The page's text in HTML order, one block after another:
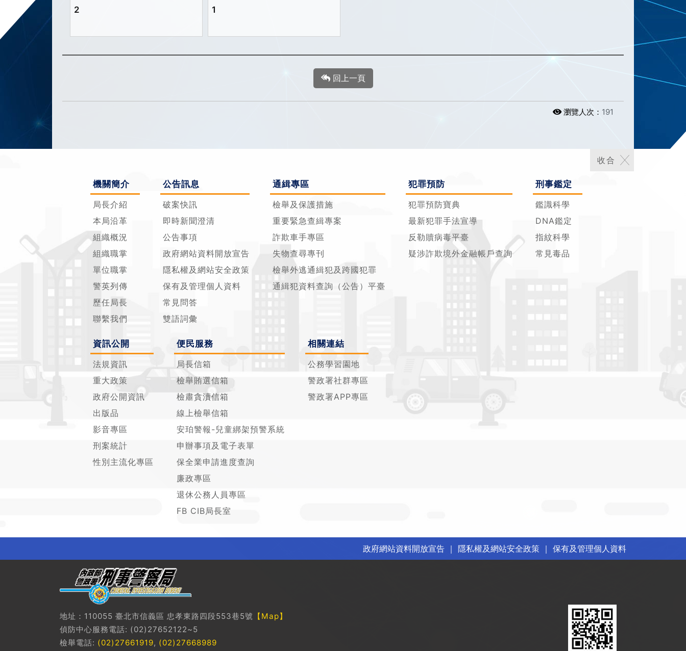
2 1
回上一頁
瀏覽人次： 191
機關簡介
局長介紹
本局沿革
組織概況
組織職掌
單位職掌
警英列傳
歷任局長
聯繫我們
公告訊息
破案快訊
即時新聞澄清
公告事項
政府網站資料開放宣告
隱私權及網站安全政策
保有及管理個人資料
常見問答
雙語詞彙
通緝專區
檢舉及保護措施
重要緊急查緝專案
詐欺車手專區
失物查尋專刊
檢舉外逃通緝犯及跨國犯罪
通緝犯資料查詢（公告）平臺
犯罪預防
犯罪預防寶典
最新犯罪手法宣導
反勒贖病毒平臺
疑涉詐欺境外金融帳戶查詢
刑事鑑定
鑑識科學
DNA鑑定
指紋科學
常見毒品
資訊公開
法規資訊
重大政策
政府公開資訊
出版品
影音專區
刑案統計
性別主流化專區
便民服務
局長信箱
檢舉賄選信箱
檢肅貪瀆信箱
線上檢舉信箱
安珀警報-兒童綁架預警系統
申辦事項及電子表單
保全業申請進度查詢
廉政專區
退休公務人員專區
FB CIB局長室
相關連結
公務學習園地
警政署社群專區
警政署APP專區
政府網站資料開放宣告 ｜ 隱私權及網站安全政策 ｜ 保有及管理個人資料
地址：110055 臺北市信義區 忠孝東路四段553巷5號 【Map】
偵防中心服務電話: (02)27652122~5
檢舉電話: (02)27661919, (02)27668989